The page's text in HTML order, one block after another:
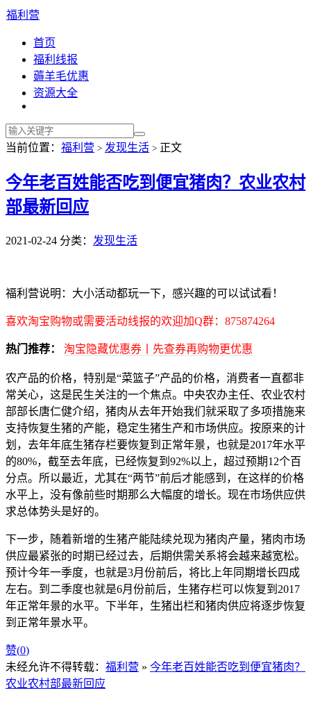
福利营
首页
福利线报
薅羊毛优惠
资源大全
当前位置： 福利营 > 发现生活 > 正文
今年老百姓能否吃到便宜猪肉？农业农村
部最新回应
2021-02-24 分类： 发现生活
福利营说明：大小活动都玩一下，感兴趣的可以试试看！
喜欢淘宝购物或需要活动线报的欢迎加Q群：875874264
热门推荐： 淘宝隐藏优惠券丨先查券再购物更优惠
农产品的价格，特别是“菜篮子”产品的价格，消费者一直都非
常关心，这是民生关注的一个焦点。中央农办主任、农业农村
部部长唐仁健介绍，猪肉从去年开始我们就采取了多项措施来
支持恢复生猪的产能，稳定生猪生产和市场供应。按原来的计
划，去年年底生猪存栏要恢复到正常年景，也就是2017年水平
的80%，截至去年底，已经恢复到92%以上，超过预期12个百
分点。所以最近，尤其在“两节”前后才能感到，在这样的价格
水平上，没有像前些时期那么大幅度的增长。现在市场供应供
求总体势头是好的。
下一步，随着新增的生猪产能陆续兑现为猪肉产量，猪肉市场
供应最紧张的时期已经过去，后期供需关系将会越来越宽松。
预计今年一季度，也就是3月份前后，将比上年同期增长四成
左右。到二季度也就是6月份前后，生猪存栏可以恢复到2017
年正常年景的水平。下半年，生猪出栏和猪肉供应将逐步恢复
到正常年景水平。
赞(0)
未经允许不得转载： 福利营 » 今年老百姓能否吃到便宜猪肉？
农业农村部最新回应